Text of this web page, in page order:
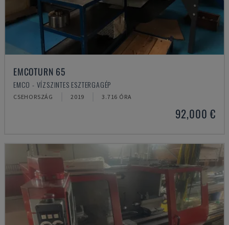
EMCOTURN 65
EMCO - VÍZSZINTES ESZTERGAGÉP
CSEHORSZÁG 2019 3.716 ÓRA
92,000 €